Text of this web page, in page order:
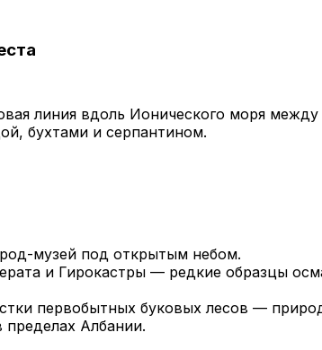
линия вдоль Ионического моря
бухтами и серпантином.
музей под открытым небом.
и Гирокастры — редкие образцы
первобытных буковых лесов —
Албании.